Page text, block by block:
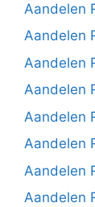
Aandelen
Aandelen
Aandelen
Aandelen
Aandelen
Aandelen
Aandelen
Aandelen